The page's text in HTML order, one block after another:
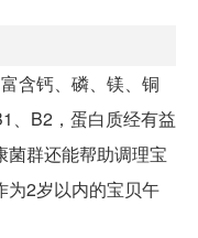
含钙、磷、镁、铜
、B2，蛋白质经有益
菌群还能帮助调理宝
为2岁以内的宝贝午